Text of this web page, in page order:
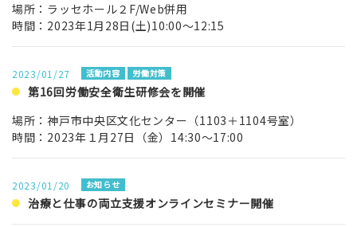
場所：ラッセホール２F/Web併用
時間：2023年1月28日(土)10:00～12:15
2023/01/27 活動内容 労働対策
第16回労働安全衛生研修会を開催
場所：神戸市中央区文化センター（1103＋1104号室）
時間：2023年１月27日（金）14:30～17:00
2023/01/20 お知らせ
治療と仕事の両立支援オンラインセミナー開催